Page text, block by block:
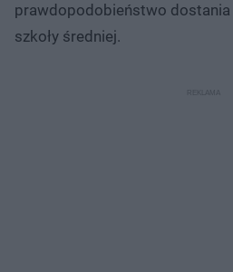
prawdopodobieństwo dostania
szkoły średniej.